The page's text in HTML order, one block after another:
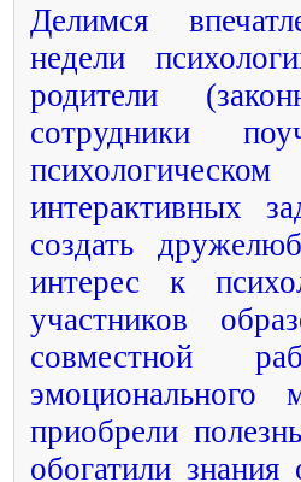
Делимся
недели
родители
сотрудники
интерактивных
создать
интерес к
участников
совместной
эмоционального
приобрели
обогатили